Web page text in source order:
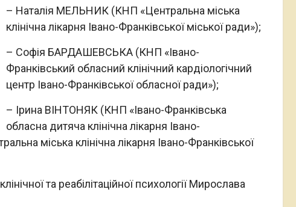
– Наталія МЕЛЬНИК (КНП «Центральна міська
клінічна лікарня Івано-Франківської міської ради»);
– Софія БАРДАШЕВСЬКА (КНП «Івано-
Франківський обласний клінічний кардіологічний
центр Івано-Франківської обласної ради»);
– Ірина ВІНТОНЯК (КНП «Івано-Франківська
обласна дитяча клінічна лікарня Івано-
міська клінічна лікарня Івано-Франківської
та реабілітаційної психології Мирослава